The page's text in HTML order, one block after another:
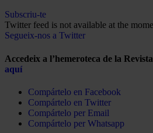
Subscriu-te
Twitter feed is not available at the
Segueix-nos a Twitter
Accedeix a l’hemeroteca de la
aquí
Compártelo en Facebook
Compártelo en Twitter
Compártelo per Email
Compártelo per Whatsapp